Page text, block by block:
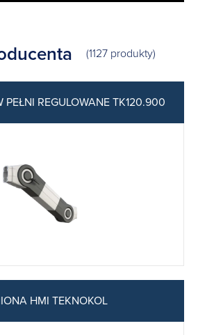
(1127 produkty)
PEŁNI REGULOWANE TK120.900
HMI TEKNOKOL